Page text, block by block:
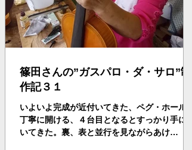
篠田さんの”ガスパロ・ダ・サロ”制
作記３１
いよいよ完成が近付いてきた、ペグ・ホールを
丁寧に開ける、４台目となるとすっかり手につ
いてきた。裏、表と並行を見ながらあけ